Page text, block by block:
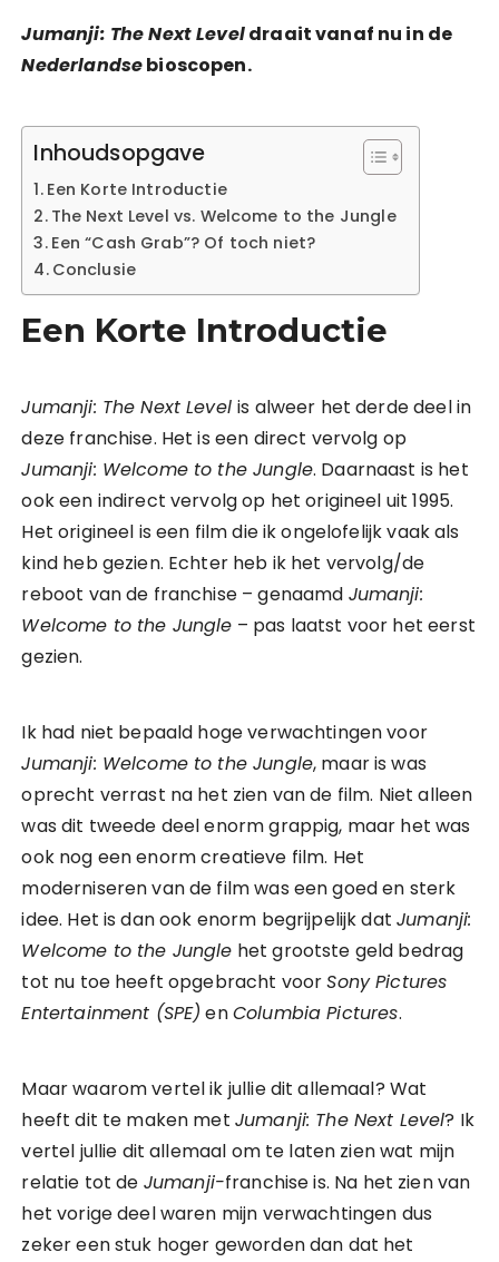
Jumanji: The Next Leveldraait vanaf nu in de
Nederlandsebioscopen.
Inhoudsopgave
Een Korte Introductie
The Next Level vs. Welcome to the Jungle
Een “Cash Grab”? Of toch niet?
Conclusie
Een Korte Introductie
Jumanji: The Next Levelis alweer het derde deel in
deze franchise. Het is een direct vervolg op
Jumanji: Welcome to the Jungle. Daarnaast is het
ook een indirect vervolg op het origineel uit 1995.
Het origineel is een film die ik ongelofelijk vaak als
kind heb gezien. Echter heb ik het vervolg/de
reboot van de franchise – genaamd Jumanji:
Welcome to the Jungle – pas laatst voor het eerst
gezien.
Ik had niet bepaald hoge verwachtingen voor
Jumanji: Welcome to the Jungle, maar is was
oprecht verrast na het zien van de film. Niet alleen
was dit tweede deel enorm grappig, maar het was
ook nog een enorm creatieve film. Het
moderniseren van de film was een goed en sterk
idee. Het is dan ook enorm begrijpelijk datJumanji:
Welcome to the Jungle het grootste geld bedrag
tot nu toe heeft opgebracht voorSony Pictures
Entertainment (SPE) enColumbia Pictures.
Maar waarom vertel ik jullie dit allemaal? Wat
heeft dit te maken met Jumanji: The Next Level? Ik
vertel jullie dit allemaal om te laten zien wat mijn
relatie tot de Jumanji-franchise is. Na het zien van
het vorige deel waren mijn verwachtingen dus
zeker een stuk hoger geworden dan dat het